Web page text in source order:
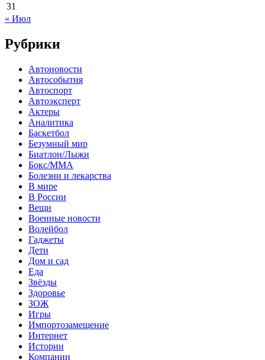
31
« Июл
Рубрики
Автоновости
Автособытия
Автоспорт
Автоэксперт
Актеры
Аналитика
Баскетбол
Безумный мир
Биатлон/Лыжи
Бокс/MMA
Болезни и лекарства
В мире
В России
Вещи
Военные новости
Волейбол
Гаджеты
Дети
Дом и сад
Еда
Звёзды
Здоровье
ЗОЖ
Игры
Импортозамещение
Интернет
Истории
Компании